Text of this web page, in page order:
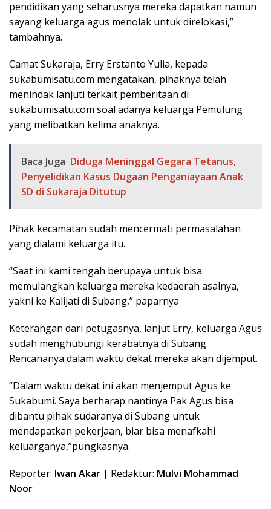
pendidikan yang seharusnya mereka dapatkan namun
sayang keluarga agus menolak untuk direlokasi,”
tambahnya.
Camat Sukaraja, Erry Erstanto Yulia, kepada
sukabumisatu.com mengatakan, pihaknya telah
menindak lanjuti terkait pemberitaan di
sukabumisatu.com soal adanya keluarga Pemulung
yang melibatkan kelima anaknya.
Baca Juga Diduga Meninggal Gegara Tetanus,
Penyelidikan Kasus Dugaan Penganiayaan Anak
SD di Sukaraja Ditutup
Pihak kecamatan sudah mencermati permasalahan
yang dialami keluarga itu.
“Saat ini kami tengah berupaya untuk bisa
memulangkan keluarga mereka kedaerah asalnya,
yakni ke Kalijati di Subang,” paparnya
Keterangan dari petugasnya, lanjut Erry, keluarga Agus
sudah menghubungi kerabatnya di Subang.
Rencananya dalam waktu dekat mereka akan dijemput.
“Dalam waktu dekat ini akan menjemput Agus ke
Sukabumi. Saya berharap nantinya Pak Agus bisa
dibantu pihak sudaranya di Subang untuk
mendapatkan pekerjaan, biar bisa menafkahi
keluarganya,”pungkasnya.
Reporter: Iwan Akar | Redaktur: Mulvi Mohammad
Noor